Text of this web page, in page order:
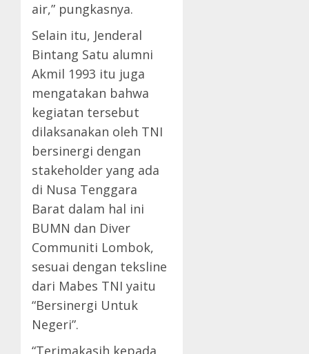
air,” pungkasnya.
Selain itu, Jenderal
Bintang Satu alumni
Akmil 1993 itu juga
mengatakan bahwa
kegiatan tersebut
dilaksanakan oleh TNI
bersinergi dengan
stakeholder yang ada
di Nusa Tenggara
Barat dalam hal ini
BUMN dan Diver
Communiti Lombok,
sesuai dengan teksline
dari Mabes TNI yaitu
“Bersinergi Untuk
Negeri”.
“Terimakasih kepada